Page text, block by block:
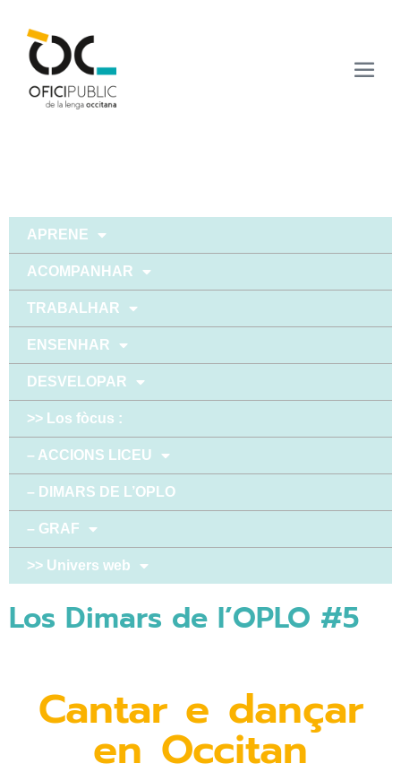
APRENE
ACOMPANHAR
TRABALHAR
ENSENHAR
DESVELOPAR
>> Los fòcus :
– ACCIONS LICEU
– DIMARS DE L’OPLO
– GRAF
>> Univers web
Los Dimars de l’OPLO #5
Cantar e dançar
en Occitan